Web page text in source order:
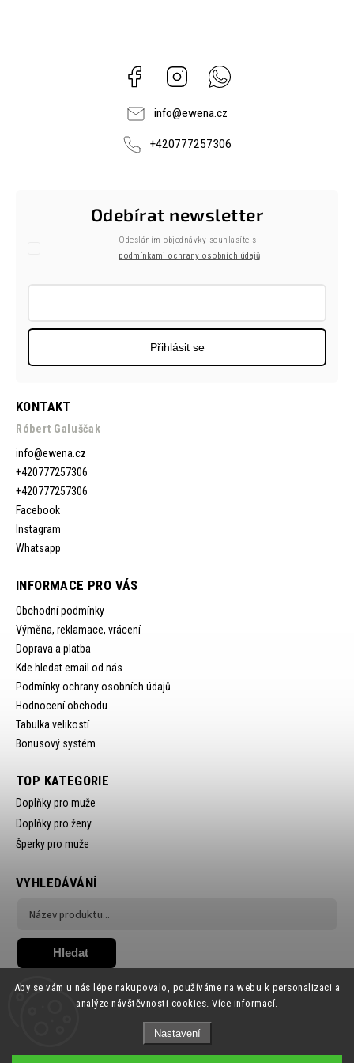
Aby se vám u nás lépe nakupovalo, používáme na webu k personalizaci a
analýze návštěvnosti cookies.Více informací.
Nastavení
Facebook Instagram
info@ewena.cz
+420777257306
KONTAKT
Róbert Galuščak
info@ewena.cz
+420777257306
+420777257306
Facebook
Instagram
Whatsapp
INFORMACE PRO VÁS
Obchodní podmínky
Výměna, reklamace, vrácení
Doprava a platba
Kde hledat email od nás
Podmínky ochrany osobních údajů
Hodnocení obchodu
Tabulka velikostí
Bonusový systém
Odebírat newsletter
Odesláním objednávky souhlasíte s
podmínkami ochrany osobních údajů
Přihlásit se
TOP KATEGORIE
Doplňky pro muže
Doplňky pro ženy
Šperky pro muže
VYHLEDÁVÁNÍ
Hledat